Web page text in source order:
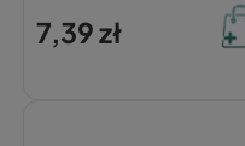
7,39 zł